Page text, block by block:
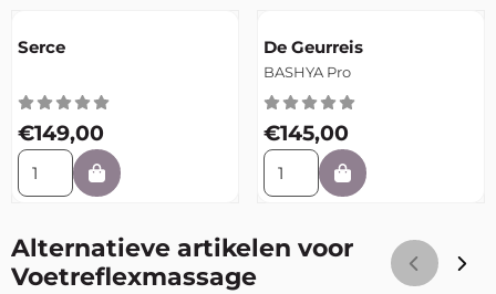
Serce
Prijs: 149,00
€149,00
Aantal kiezen voor Serce
De Geurreis
Merk:
BASHYA Pro
Prijs: 145,00
€145,00
Aantal kiezen voor De
Alternatieve artikelen voor
Voetreflexmassage